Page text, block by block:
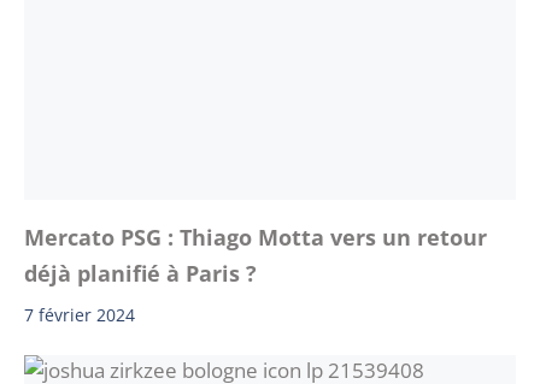
Mercato PSG : Thiago Motta vers un retour
déjà planifié à Paris ?
7 février 2024